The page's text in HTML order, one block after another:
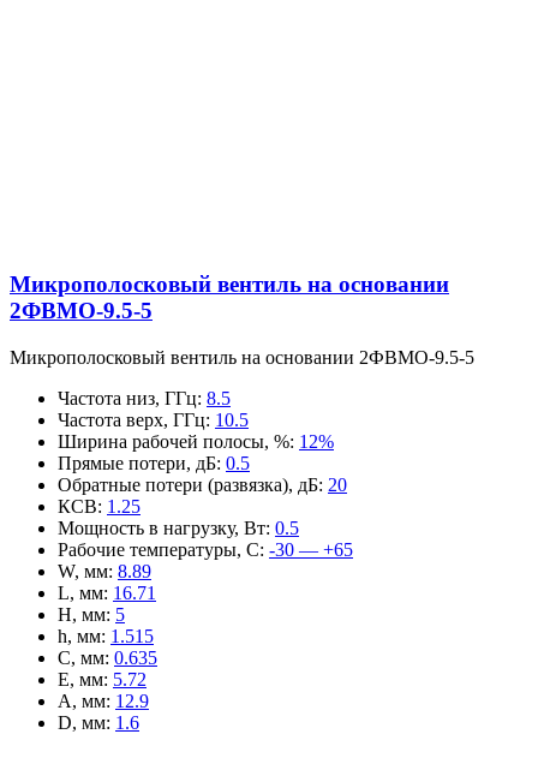
Микрополосковый вентиль на основании
2ФВМO-9.5-5
Микрополосковый вентиль на основании 2ФВМO-9.5-5
Частота низ, ГГц: 8.5
Частота верх, ГГц: 10.5
Ширина рабочей полосы, %: 12%
Прямые потери, дБ: 0.5
Обратные потери (развязка), дБ: 20
КСВ: 1.25
Мощность в нагрузку, Вт: 0.5
Рабочие температуры, С: -30 — +65
W, мм: 8.89
L, мм: 16.71
H, мм: 5
h, мм: 1.515
C, мм: 0.635
E, мм: 5.72
A, мм: 12.9
D, мм: 1.6